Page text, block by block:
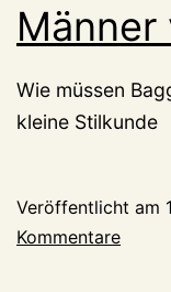
Männer
Wie müssen
kleine Stilkunde
Veröffentlicht am
Kommentare